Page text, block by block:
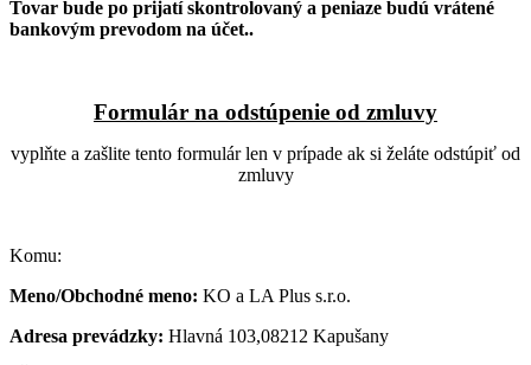
Tovar bude po prijatí skontrolovaný a peniaze budú vrátené
bankovým prevodom na účet..
Formulár na odstúpenie od zmluvy
vyplňte a zašlite tento formulár len v prípade ak si želáte odstúpiť od
zmluvy
Komu:
Meno/Obchodné meno: KO a LA Plus s.r.o.
Adresa prevádzky: Hlavná 103,08212 Kapušany